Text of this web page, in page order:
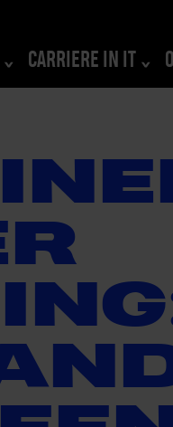
CARRIERE IN IT